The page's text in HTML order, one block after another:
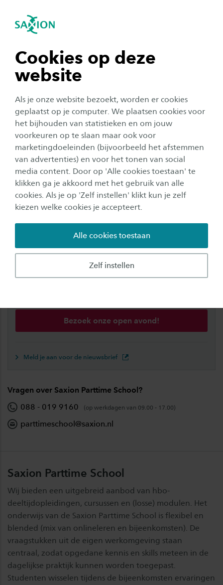
Cookies op deze
website
Als je onze website bezoekt, worden er cookies
geplaatst op je computer. We plaatsen cookies voor
het bijhouden van statistieken en om jouw
voorkeuren op te slaan maar ook voor
marketingdoeleinden (bijvoorbeeld het afstemmen
van advertenties) en voor het tonen van social
media content. Door op 'Alle cookies toestaan' te
klikken ga je akkoord met het gebruik van alle
cookies. Als je op 'Zelf instellen' klikt kun je zelf
kiezen welke cookies je accepteert.
Zelf instellen
Alle cookies toestaan
Navigatie openen
tonen
tonen
tonen
tonen
sluiten
Voor professionals
Een leven lang ontwikkelen zien we niet alleen
als opdracht, maar vooral ook als kans en
uitdaging. Hoe grijp je die kans en hoe ga je de
uitdaging succesvol aan? Als student én als
werkgever? Hoe kies je de juiste opleiding,
module of cursus? En hoe combineer je studie
met werk en gezin? Wij weten hoe. We zijn niet
voor niets dé scholingspartner van Oost-
Nederland.
Open avonden voor deeltijdonderwijs
Bezoek onze open avond!
Meld je aan voor de nieuwsbrief
Vragen over Saxion Parttime School?
088 - 019 9160
(op werkdagen van 09.00 - 17.00)
parttimeschool@saxion.nl
Saxion Parttime School
Wij bieden een uitgebreid aanbod van hbo-
deeltijdopleidingen, cursussen en (losse) modulen. Het
onderwijs van de Saxion Parttime School is flexibel en
blended (mix van onlineleren en bijeenkomsten). De
vraagstukken uit de eigen werkomgeving staan
centraal, zodat opgedane kennis en skills meteen in de
dagelijkse praktijk kunnen worden toegepast.
Studenten wisselen tijdens de bijeenkomsten ervaringen